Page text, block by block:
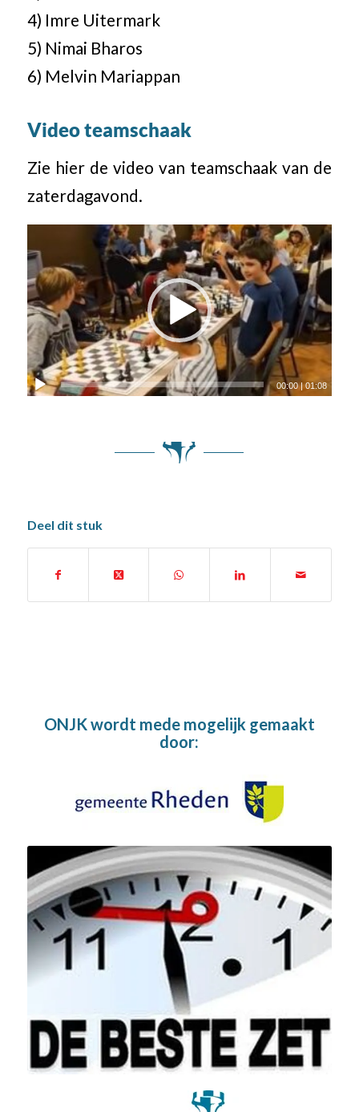
4) Imre Uitermark
5) Nimai Bharos
6) Melvin Mariappan
Video teamschaak
Zie hier de video van teamschaak van de
zaterdagavond.
00:00|01:08
Deel dit stuk
ONJK wordt mede mogelijk gemaakt
door: